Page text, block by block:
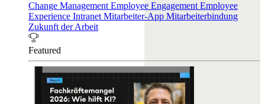
Change Management Employee Engagement Employee
Experience Intranet Mitarbeiter-App Mitarbeiterbindung
Zukunft der Arbeit
Featured